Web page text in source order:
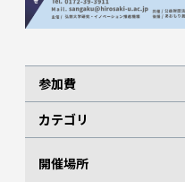
参加費
カテゴリ
開催場所